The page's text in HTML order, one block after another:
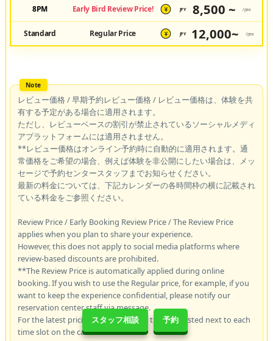
スタッフ相談 予約
8PM Early Bird Review Price! ¥ JPY 8,500 ~ /pax
Standard Regular Price ¥ JPY 12,000~ /pax
レビュー価格 / 早期予約レビュー価格 / レビュー価格は、体験を共
有する予定がある場合に適用されます。
ただし、レビューベースの割引が禁止されているソーシャルメディ
アプラットフォームには適用されません。
**レビュー価格はオンライン予約時に自動的に適用されます。通
常価格をご希望の場合、例えば体験を非公開にしたい場合は、メッ
セージで予約センタースタッフまでお知らせください。
最新の料金については、下記カレンダーの各時間枠の横に記載され
ている料金をご参照ください。
Review Price / Early Booking Review Price / The Review Price
applies when you plan to share your experience.
However, this does not apply to social media platforms where
review-based discounts are prohibited.
**The Review Price is automatically applied during online
booking. If you wish to use the Regular price, for example, if you
want to keep the experience confidential, please notify our
reservation center staff via message.
For the latest pricing, please refer to the rates listed next to each
time slot on the calendar below.